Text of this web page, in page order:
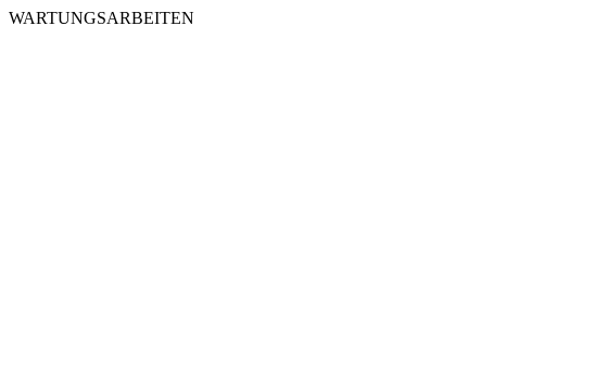
WARTUNGSARBEITEN